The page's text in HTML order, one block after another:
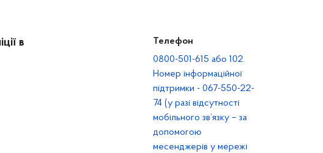
в
Телефон
0800-501-615 або 102.
Номер інформаційної
підтримки - 067-550-22-
74 (у разі відсутності
мобільного зв’язку – за
допомогою
месенджерів у мережі